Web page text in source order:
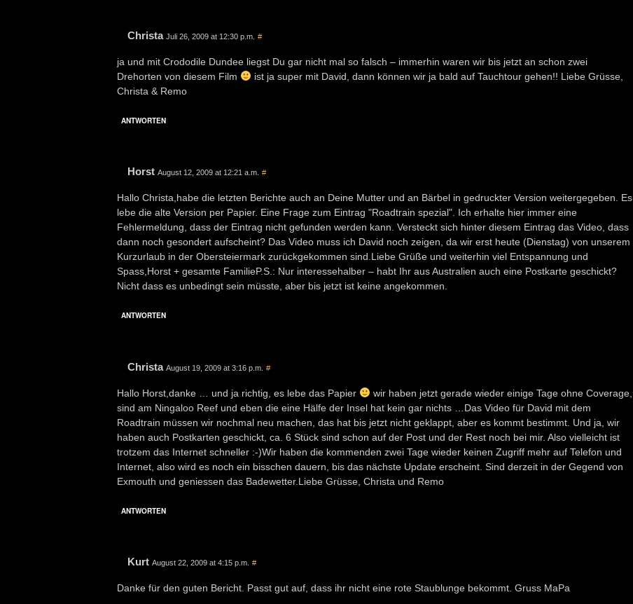
Christa Juli 26, 2009 at 12:30 p.m. #
ja und mit Crododile Dundee liegst Du gar nicht mal so falsch – immerhin waren wir bis jetzt an schon zwei
Drehorten von diesem Film
ist ja super mit David, dann können wir ja bald auf Tauchtour gehen!! Liebe Grüsse,
Christa & Remo
ANTWORTEN
Horst August 12, 2009 at 12:21 a.m. #
Hallo Christa,habe die letzten Berichte auch an Deine Mutter und an Bärbel in gedruckter Version weitergegeben. Es
lebe die alte Version per Papier. Eine Frage zum Eintrag "Roadtrain spezial". Ich erhalte hier immer eine
Fehlermeldung, dass der Eintrag nicht gefunden werden kann. Versteckt sich hinter diesem Eintrag das Video, dass
dann noch gesondert aufscheint? Das Video muss ich David noch zeigen, da wir erst heute (Dienstag) von unserem
Kurzurlaub in der Obersteiermark zurückgekommen sind.Liebe Grüße und weiterhin viel Entspannung und
Spass,Horst + gesamte FamilieP.S.: Nur interessehalber – habt Ihr aus Australien auch eine Postkarte geschickt?
Nicht dass es unbedingt sein müsste, aber bis jetzt ist keine angekommen.
ANTWORTEN
Christa August 19, 2009 at 3:16 p.m. #
Hallo Horst,danke … und ja richtig, es lebe das Papier
wir haben jetzt gerade wieder einige Tage ohne Coverage,
sind am Ningaloo Reef und eben die eine Hälfe der Insel hat kein gar nichts …Das Video für David mit dem
Roadtrain müssen wir nochmal neu machen, das hat bis jetzt nicht geklappt, aber es kommt bestimmt. Und ja, wir
haben auch Postkarten geschickt, ca. 6 Stück sind schon auf der Post und der Rest noch bei mir. Also vielleicht ist
trotzem das Internet schneller :-)Wir haben die kommenden zwei Tage wieder keinen Zugriff mehr auf Telefon und
Internet, also wird es noch ein bisschen dauern, bis das nächste Update erscheint. Sind derzeit in der Gegend von
Exmouth und geniessen das Badewetter.Liebe Grüsse, Christa und Remo
ANTWORTEN
Kurt August 22, 2009 at 4:15 p.m. #
Danke für den guten Bericht. Passt gut auf, dass ihr nicht eine rote Staublunge bekommt. Gruss MaPa